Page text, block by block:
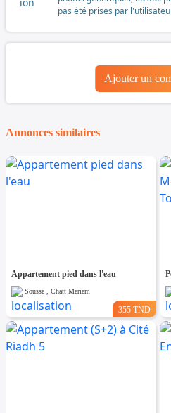
pas été prises par
Ajouter un
Annonces similaires
Appartement pied dans l'eau
Sousse , Chatt Meriem
355 TND